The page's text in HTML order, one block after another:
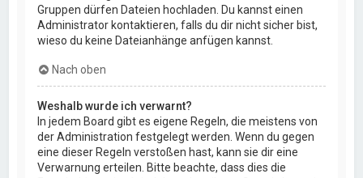
Gruppen dürfen Dateien hochladen. Du kannst einen
Administrator kontaktieren, falls du dir nicht sicher bist,
wieso du keine Dateianhänge anfügen kannst.
Nach oben
Weshalb wurde ich verwarnt?
In jedem Board gibt es eigene Regeln, die meistens von
der Administration festgelegt werden. Wenn du gegen
eine dieser Regeln verstoßen hast, kann sie dir eine
Verwarnung erteilen. Bitte beachte, dass dies die